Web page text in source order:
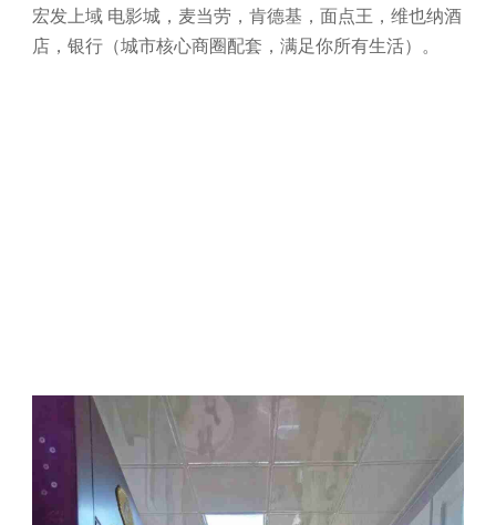
宏发上域 电影城，麦当劳，肯德基，面点王，维也纳酒
店，银行（城市核心商圈配套，满足你所有生活）。